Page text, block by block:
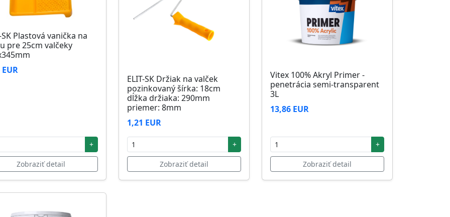
SK Plastová vanička na
pre 25cm valčeky
+
Zobraziť detail
ELIT-SK Držiak na valček
pozinkovaný šírka: 18cm
dĺžka držiaka: 290mm
priemer: 8mm
1,21 EUR
+
Zobraziť detail
Vitex 100% Akryl Primer -
penetrácia semi-transparent
3L
13,86 EUR
+
Zobraziť detail